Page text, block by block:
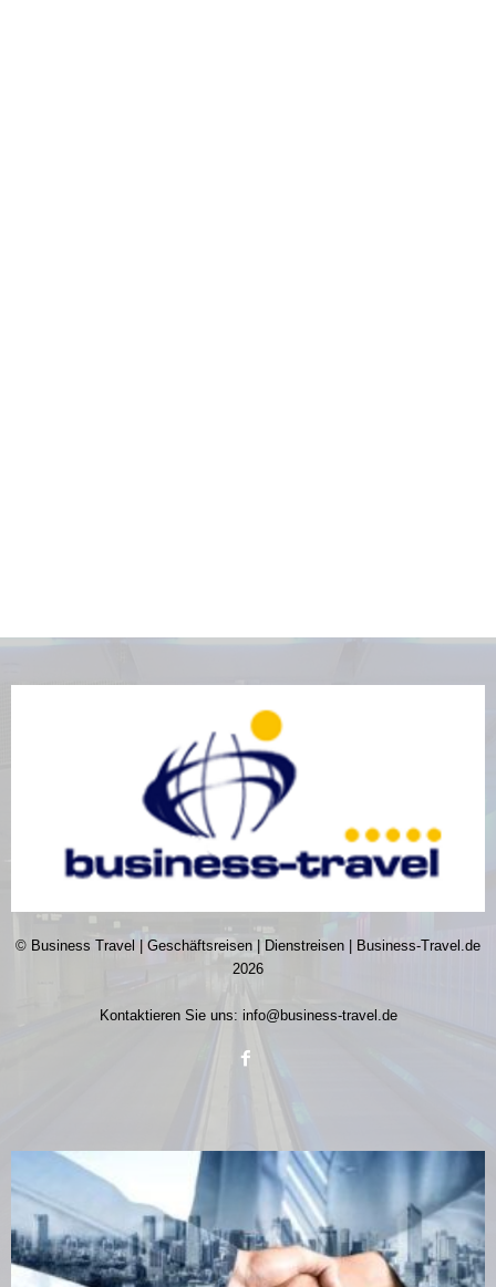
© Business Travel | Geschäftsreisen | Dienstreisen | Business-Travel.de
2026
Kontaktieren Sie uns: info@business-travel.de